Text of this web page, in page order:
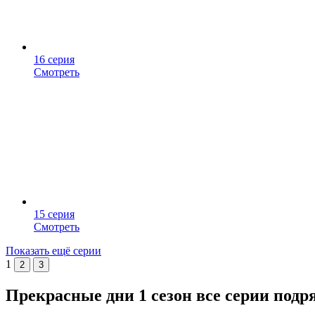
16 серия
Смотреть
15 серия
Смотреть
Показать ещё серии
1
2 3
Прекрасные дни 1 сезон все серии